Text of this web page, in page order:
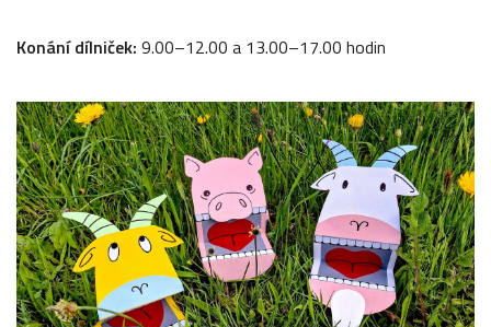
Konání dílniček: 9.00–12.00 a 13.00–17.00 hodin